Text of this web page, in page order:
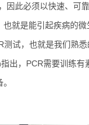
因此必须以快速、可
也就是能引起疾病的微
测试，也就是我们熟
出，PCR需要训练有